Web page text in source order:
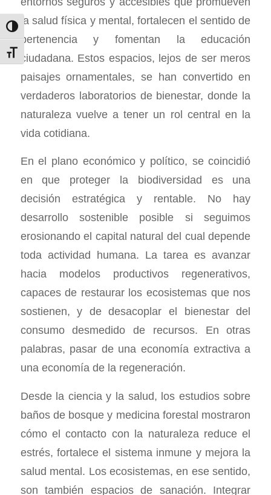
Toggle High Contrast
Toggle Font size
la salud física y mental, fortalecen el sentido de
pertenencia y fomentan la educación
ciudadana. Estos espacios, lejos de ser meros
paisajes ornamentales, se han convertido en
verdaderos laboratorios de bienestar, donde la
naturaleza vuelve a tener un rol central en la
vida cotidiana.
En el plano económico y político, se coincidió
en que proteger la biodiversidad es una
decisión estratégica y rentable. No hay
desarrollo sostenible posible si seguimos
erosionando el capital natural del cual depende
toda actividad humana. La tarea es avanzar
hacia modelos productivos regenerativos,
capaces de restaurar los ecosistemas que nos
sostienen, y de desacoplar el bienestar del
consumo desmedido de recursos. En otras
palabras, pasar de una economía extractiva a
una economía de la regeneración.
Desde la ciencia y la salud, los estudios sobre
baños de bosque y medicina forestal mostraron
cómo el contacto con la naturaleza reduce el
estrés, fortalece el sistema inmune y mejora la
salud mental. Los ecosistemas, en ese sentido,
son también espacios de sanación. Integrar